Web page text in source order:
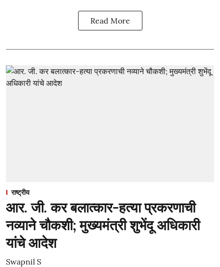
Read More
राष्ट्रीय
आर. जी. कर बलात्कार-हत्या प्रकरणाची
नव्याने चौकशी; मुख्यमंत्री शुभेंदू अधिकारी
यांचे आदेश
Swapnil S